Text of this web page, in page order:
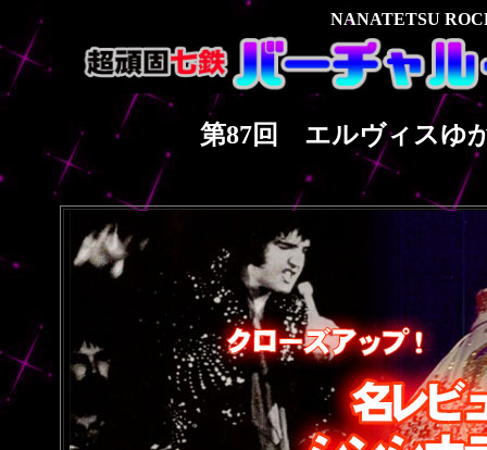
NANATETSU
第87回 エルヴィスゆ